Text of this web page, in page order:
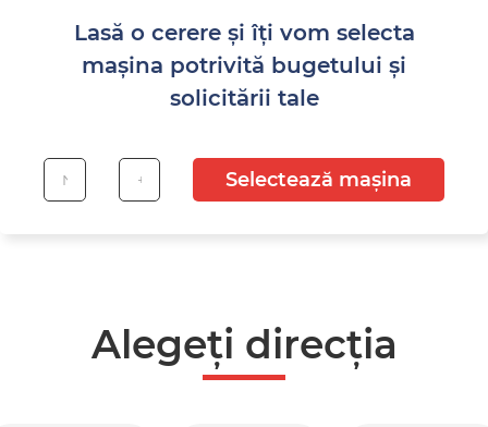
Lasă o cerere și îți vom selecta
mașina potrivită bugetului și
solicitării tale
Selectează mașina
Alegeți direcția